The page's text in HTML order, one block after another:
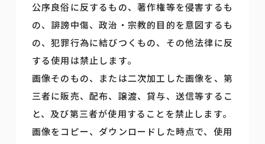
公序良俗に反するもの、著作権等を侵害するも
の、誹謗中傷、政治・宗教的目的を意図するも
の、犯罪行為に結びつくもの、その他法律に反
する使用は禁止します。
画像そのもの、または二次加工した画像を、第
三者に販売、配布、譲渡、貸与、送信等するこ
と、及び第三者が使用することを禁止します。
画像をコピー、ダウンロードした時点で、使用